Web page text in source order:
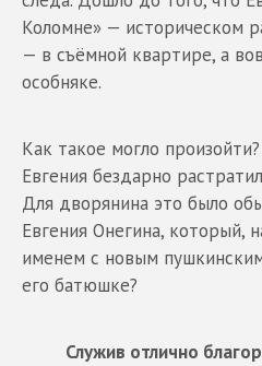
Коломне» — историческом
— в съёмной квартире, а
особняке.
Как такое могло
Евгения бездарно
Для дворянина это было
Евгения Онегина, который,
именем с новым
его батюшке?
Служив отлично